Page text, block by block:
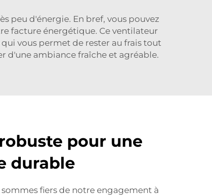
peu d'énergie. En bref, vous pouvez
facture énergétique. Ce ventilateur
vous permet de rester au frais tout
d'une ambiance fraîche et agréable.
pour une
durable
sommes fiers de notre engagement à